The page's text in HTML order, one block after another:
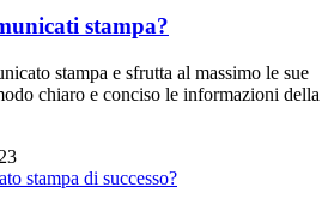
stampa?
stampa e sfrutta al massimo le sue
chiaro e conciso le informazioni della